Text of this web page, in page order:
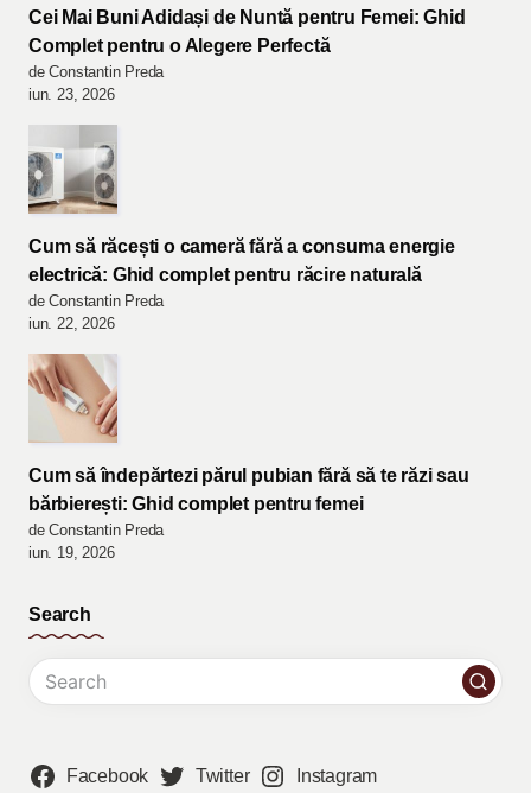
Cei Mai Buni Adidași de Nuntă pentru Femei: Ghid
Complet pentru o Alegere Perfectă
de Constantin Preda
iun. 23, 2026
Cum să răcești o cameră fără a consuma energie
electrică: Ghid complet pentru răcire naturală
de Constantin Preda
iun. 22, 2026
Cum să îndepărtezi părul pubian fără să te răzi sau
bărbierești: Ghid complet pentru femei
de Constantin Preda
iun. 19, 2026
Search
Facebook Twitter Instagram